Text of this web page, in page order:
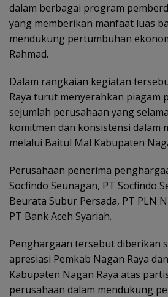
dalam berbagai program
yang memberikan manfaat luas
mendukung pertumbuhan
Rahmad.
Dalam rangkaian kegiatan
Raya turut menyerahkan piagam
sejumlah perusahaan yang
komitmen dan konsistensi dalam
melalui Baitul Mal Kabupaten
Perusahaan penerima
Socfindo Seunagan, PT Socfindo
Beurata Subur Persada, PT PLN
PT Bank Aceh Syariah.
Penghargaan tersebut diberikan
apresiasi Pemkab Nagan Raya
Kabupaten Nagan Raya atas
perusahaan dalam mendukung